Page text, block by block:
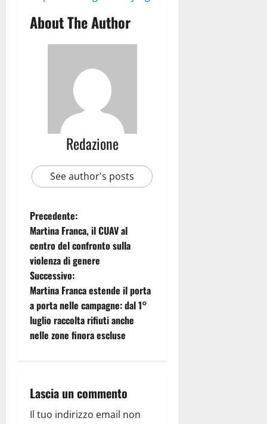
About The Author
Redazione
See author's posts
Precedente:
Martina Franca, il CUAV al
centro del confronto sulla
violenza di genere
Successivo:
Martina Franca estende il porta
a porta nelle campagne: dal 1°
luglio raccolta rifiuti anche
nelle zone finora escluse
Lascia un commento
Il tuo indirizzo email non